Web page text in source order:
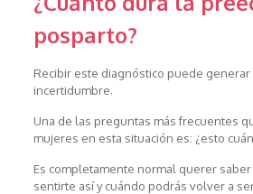
posparto?
Recibir este diagnóstico puede generar
incertidumbre.
Una de las preguntas más frecuentes
mujeres en esta situación es: ¿esto
Es completamente normal querer
sentirte así y cuándo podrás volver a